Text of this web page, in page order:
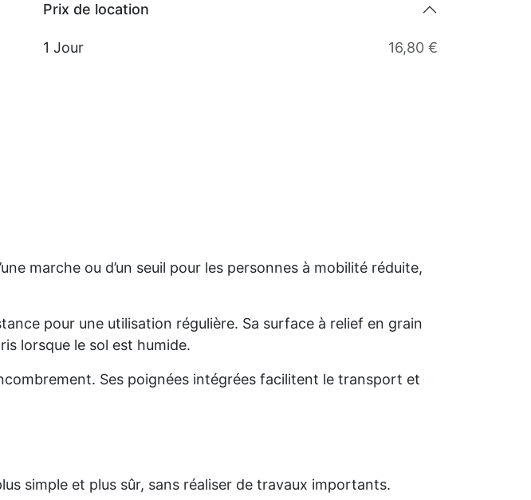
Prix ​​de location
1 Jour 16,80 €
marche ou d’un seuil pour les personnes à mobilité réduite,
pour une utilisation régulière. Sa surface à relief en grain
lorsque le sol est humide.
Ses poignées intégrées facilitent le transport et
simple et plus sûr, sans réaliser de travaux importants.